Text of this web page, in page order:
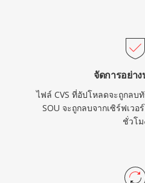
จัดการอย่า
ไฟล์ CVS ที่อัปโหลดจะถูกลบ
SOU จะถูกลบจากเซิร์ฟเว
ชั่วโม